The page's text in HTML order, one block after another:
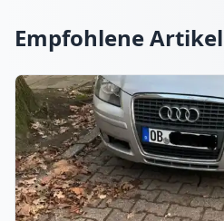
Empfohlene Artikel